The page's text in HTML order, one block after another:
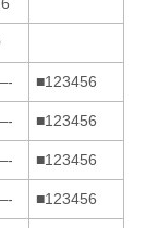
■123456
■123456
■123456
■123456